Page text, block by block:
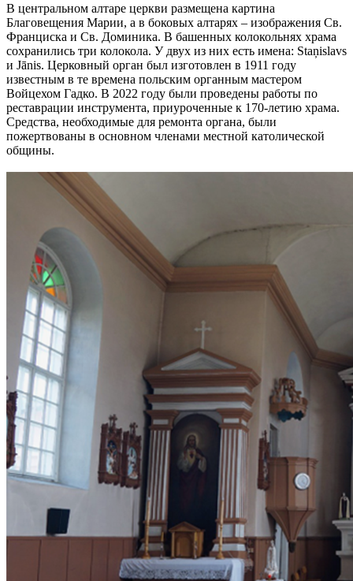
В центральном алтаре церкви размещена картина
Благовещения Марии, а в боковых алтарях – изображения Св.
Франциска и Св. Доминика. В башенных колокольнях храма
сохранились три колокола. У двух из них есть имена: Staņislavs
и Jānis. Церковный орган был изготовлен в 1911 году
известным в те времена польским органным мастером
Войцехом Гадко. В 2022 году были проведены работы по
реставрации инструмента, приуроченные к 170-летию храма.
Средства, необходимые для ремонта органа, были
пожертвованы в основном членами местной католической
общины.